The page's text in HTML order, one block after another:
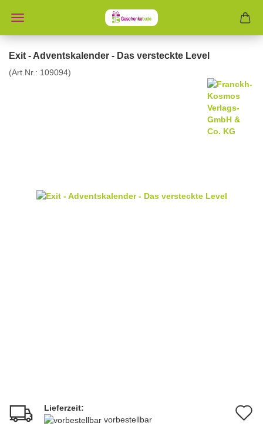
Exit - Adventskalender - Das versteckte Level
(Art.Nr.: 109094)
Lieferzeit:
vorbestellbar